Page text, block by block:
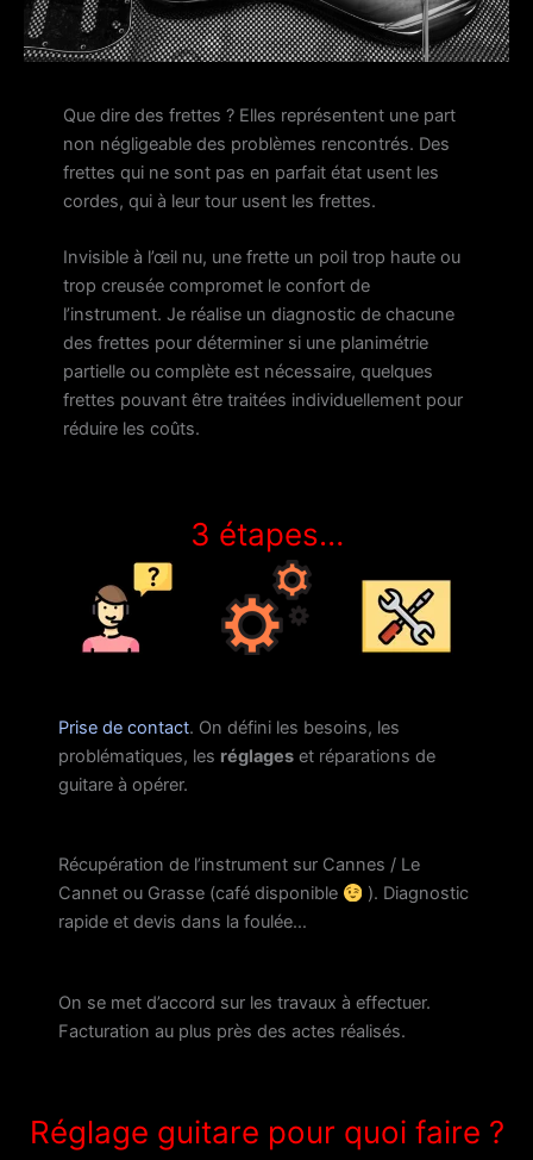
Que dire des frettes ? Elles représentent une part
non négligeable des problèmes rencontrés. Des
frettes qui ne sont pas en parfait état usent les
cordes, qui à leur tour usent les frettes.
Invisible à l’œil nu, une frette un poil trop haute ou
trop creusée compromet le confort de
l’instrument. Je réalise un diagnostic de chacune
des frettes pour déterminer si une planimétrie
partielle ou complète est nécessaire, quelques
frettes pouvant être traitées individuellement pour
réduire les coûts.
3 étapes…
Prise de contact. On défini les besoins, les
problématiques, les réglages et réparations de
guitare à opérer.
Récupération de l’instrument sur Cannes / Le
Cannet ou Grasse (café disponible
). Diagnostic
rapide et devis dans la foulée…
On se met d’accord sur les travaux à effectuer.
Facturation au plus près des actes réalisés.
Réglage guitare pour quoi faire ?